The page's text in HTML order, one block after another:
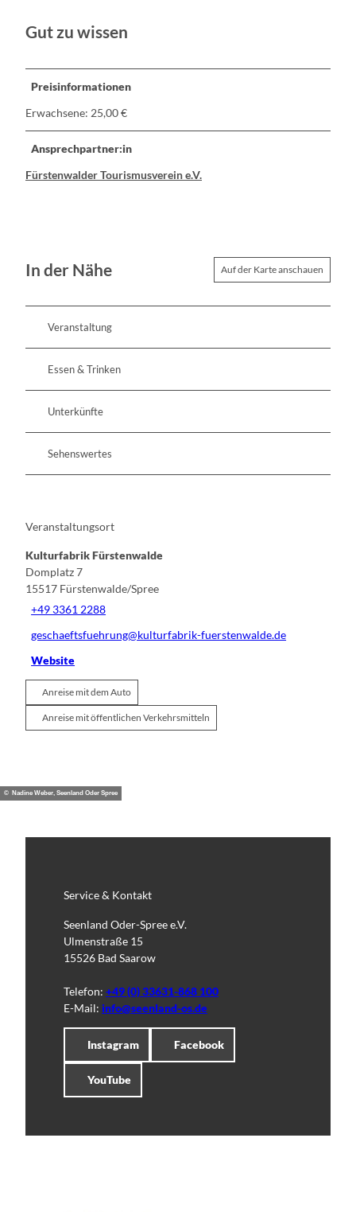
Gut zu wissen
Preisinformationen
Erwachsene: 25,00 €
Ansprechpartner:in
Fürstenwalder Tourismusverein e.V.
In der Nähe Auf der Karte anschauen
Veranstaltung
Essen & Trinken
Unterkünfte
Sehenswertes
Veranstaltungsort
Kulturfabrik Fürstenwalde
Domplatz 7
15517 Fürstenwalde/Spree
+49 3361 2288
geschaeftsfuehrung@kulturfabrik-fuerstenwalde.de
Website
Anreise mit dem Auto
Anreise mit öffentlichen Verkehrsmitteln
© Nadine Weber, Seenland Oder Spree
Service & Kontakt
Seenland Oder-Spree e.V.
Ulmenstraße 15
15526 Bad Saarow
Telefon: +49 (0) 33631-868 100
E-Mail: info@seenland-os.de
Instagram Facebook
YouTube